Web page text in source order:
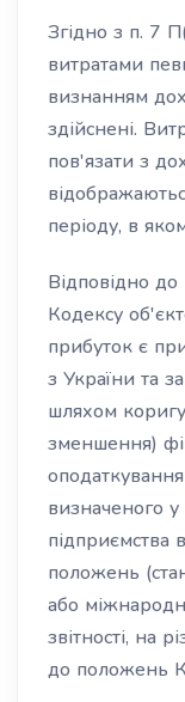
Згідно з п. 7
витратами
визнанням
здійснені.
пов'язати з
періоду, в
Відповідно
Кодексу
прибуток є
з України та
шляхом
зменшення)
визначеного у
підприємства
положень
або
звітності, на
до положень